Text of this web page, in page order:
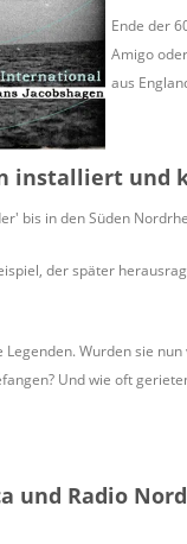
Ende der
Amigo
aus
installiert und
bis in den Süden
der später
Wurden sie
Und wie oft
und Radio